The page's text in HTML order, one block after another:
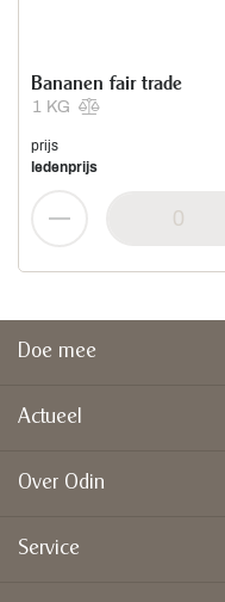
1 KG
Bananen fair trade
prijs
ledenprijs
Doe mee
Actueel
Over Odin
Service